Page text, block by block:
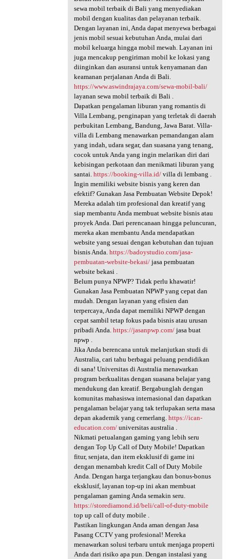
sewa mobil terbaik di Bali yang menyediakan
mobil dengan kualitas dan pelayanan terbaik.
Dengan layanan ini, Anda dapat menyewa berbagai
jenis mobil sesuai kebutuhan Anda, mulai dari
mobil keluarga hingga mobil mewah. Layanan ini
juga mencakup pengiriman mobil ke lokasi yang
diinginkan dan asuransi untuk kenyamanan dan
keamanan perjalanan Anda di Bali.
https://www.aswindrajaya.com/sewa-mobil-bali/
layanan sewa mobil terbaik di Bali .
Dapatkan pengalaman liburan yang romantis di
Villa Lembang, penginapan yang terletak di daerah
perbukitan Lembang, Bandung, Jawa Barat. Villa-
villa di Lembang menawarkan pemandangan alam
yang indah, udara segar, dan suasana yang tenang,
cocok untuk Anda yang ingin melarikan diri dari
kebisingan perkotaan dan menikmati liburan yang
santai. https://booking-villa.id/villa di lembang .
Ingin memiliki website bisnis yang keren dan
efektif? Gunakan Jasa Pembuatan Website Depok!
Mereka adalah tim profesional dan kreatif yang
siap membantu Anda membuat website bisnis atau
proyek Anda. Dari perencanaan hingga peluncuran,
mereka akan membantu Anda mendapatkan
website yang sesuai dengan kebutuhan dan tujuan
bisnis Anda. https://badoystudio.com/jasa-
pembuatan-website-bekasi/jasa pembuatan
website bekasi .
Belum punya NPWP? Tidak perlu khawatir!
Gunakan Jasa Pembuatan NPWP yang cepat dan
mudah. Dengan layanan yang efisien dan
terpercaya, Anda dapat memiliki NPWP dengan
cepat sambil tetap fokus pada bisnis atau urusan
pribadi Anda. https://jasanpwp.com/jasa buat
npwp .
Jika Anda berencana untuk melanjutkan studi di
Australia, cari tahu berbagai peluang pendidikan
di sana! Universitas di Australia menawarkan
program berkualitas dengan suasana belajar yang
mendukung dan kreatif. Bergabunglah dengan
komunitas mahasiswa internasional dan dapatkan
pengalaman belajar yang tak terlupakan serta masa
depan akademik yang cemerlang. https://ican-
education.com/universitas australia .
Nikmati petualangan gaming yang lebih seru
dengan Top Up Call of Duty Mobile! Dapatkan
fitur, senjata, dan item eksklusif di game ini
dengan menambah kredit Call of Duty Mobile
Anda. Dengan harga terjangkau dan bonus-bonus
eksklusif, layanan top-up ini akan membuat
pengalaman gaming Anda semakin seru.
https://storediamond.id/beli/call-of-duty-mobile
top up call of duty mobile .
Pastikan lingkungan Anda aman dengan Jasa
Pasang CCTV yang profesional! Mereka
menawarkan solusi terbaru untuk menjaga properti
Anda dari risiko apa pun. Dengan instalasi yang